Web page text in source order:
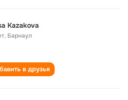
Kazakova
, Барнаул
в друзья